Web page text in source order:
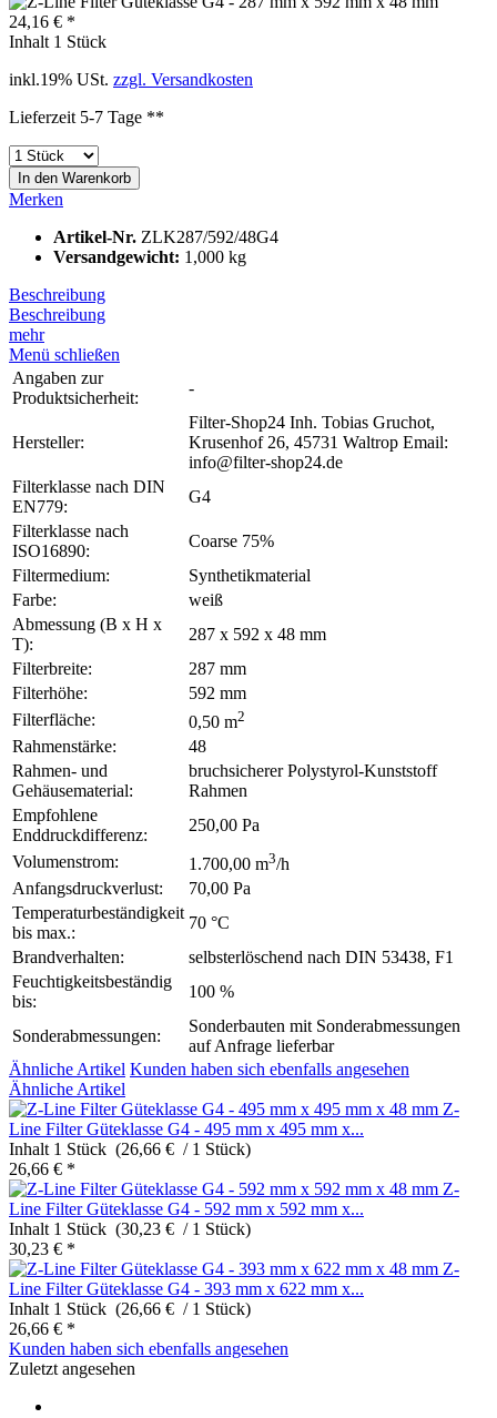
24,16 € *
Inhalt 1 Stück
inkl.19% USt. zzgl. Versandkosten
Lieferzeit 5-7 Tage **
In den Warenkorb
Merken
Artikel-Nr. ZLK287/592/48G4
Versandgewicht: 1,000 kg
Beschreibung
Beschreibung
mehr
Menü schließen
Angaben zur
Produktsicherheit:
-
Hersteller:
Filter-Shop24 Inh. Tobias Gruchot,
Krusenhof 26, 45731 Waltrop Email:
info@filter-shop24.de
Filterklasse nach DIN
EN779:
G4
Filterklasse nach
ISO16890:
Coarse 75%
Filtermedium:
Synthetikmaterial
Farbe:
weiß
Abmessung (B x H x
T):
287 x 592 x 48 mm
Filterbreite:
287 mm
Filterhöhe:
592 mm
Filterfläche:
0,50 m2
Rahmenstärke:
48
Rahmen- und
Gehäusematerial:
bruchsicherer Polystyrol-Kunststoff
Rahmen
Empfohlene
Enddruckdifferenz:
250,00 Pa
Volumenstrom:
1.700,00 m3/h
Anfangsdruckverlust:
70,00 Pa
Temperaturbeständigkeit
bis max.:
70 °C
Brandverhalten:
selbsterlöschend nach DIN 53438, F1
Feuchtigkeitsbeständig
bis:
100 %
Sonderabmessungen:
Sonderbauten mit Sonderabmessungen
auf Anfrage lieferbar
Ähnliche Artikel Kunden haben sich ebenfalls angesehen
Ähnliche Artikel
Z-
Line Filter Güteklasse G4 - 495 mm x 495 mm x...
Inhalt 1 Stück (26,66 € / 1 Stück)
26,66 € *
Z-
Line Filter Güteklasse G4 - 592 mm x 592 mm x...
Inhalt 1 Stück (30,23 € / 1 Stück)
30,23 € *
Z-
Line Filter Güteklasse G4 - 393 mm x 622 mm x...
Inhalt 1 Stück (26,66 € / 1 Stück)
26,66 € *
Kunden haben sich ebenfalls angesehen
Zuletzt angesehen